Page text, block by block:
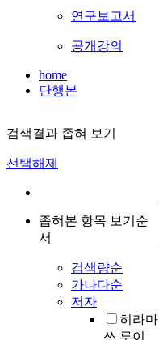
연구보고서
공개강의
home
단행본
검색결과 좁혀 보기
선택해제
좁혀본 항목 보기순
서
검색량순
가나다순
저자
히라마
쓰 루이